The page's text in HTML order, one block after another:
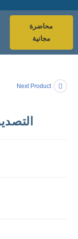
محاضرة
مجانية
Next Product